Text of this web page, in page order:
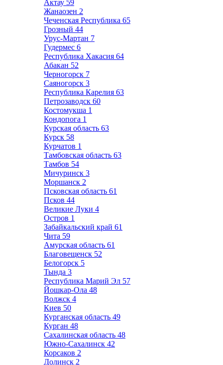
Актау 59
Жанаозен 2
Чеченская Республика 65
Грозный 44
Урус-Мартан 7
Гудермес 6
Республика Хакасия 64
Абакан 52
Черногорск 7
Саяногорск 3
Республика Карелия 63
Петрозаводск 60
Костомукша 1
Кондопога 1
Курская область 63
Курск 58
Курчатов 1
Тамбовская область 63
Тамбов 54
Мичуринск 3
Моршанск 2
Псковская область 61
Псков 44
Великие Луки 4
Остров 1
Забайкальский край 61
Чита 59
Амурская область 61
Благовещенск 52
Белогорск 5
Тында 3
Республика Марий Эл 57
Йошкар-Ола 48
Волжск 4
Киев 50
Курганская область 49
Курган 48
Сахалинская область 48
Южно-Сахалинск 42
Корсаков 2
Долинск 2